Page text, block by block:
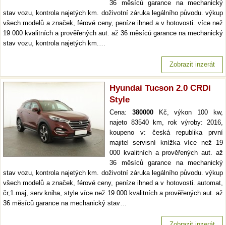
36 měsíců garance na mechanický
stav vozu, kontrola najetých km. doživotní záruka legálního původu. výkup
všech modelů a značek, férové ceny, peníze ihned a v hotovosti. více než
19 000 kvalitních a prověřených aut. až 36 měsíců garance na mechanický
stav vozu, kontrola najetých km.…
Zobrazit inzerát
Hyundai Tucson 2.0 CRDi
Style
Cena: 380000Kč, výkon 100 kw,
najeto 83540 km, rok výroby: 2016,
koupeno v: česká republika první
majitel servisní knížka více než 19
000 kvalitních a prověřených aut. až
36 měsíců garance na mechanický
stav vozu, kontrola najetých km. doživotní záruka legálního původu. výkup
všech modelů a značek, férové ceny, peníze ihned a v hotovosti. automat,
čr,1.maj, serv.kniha, style více než 19 000 kvalitních a prověřených aut. až
36 měsíců garance na mechanický stav…